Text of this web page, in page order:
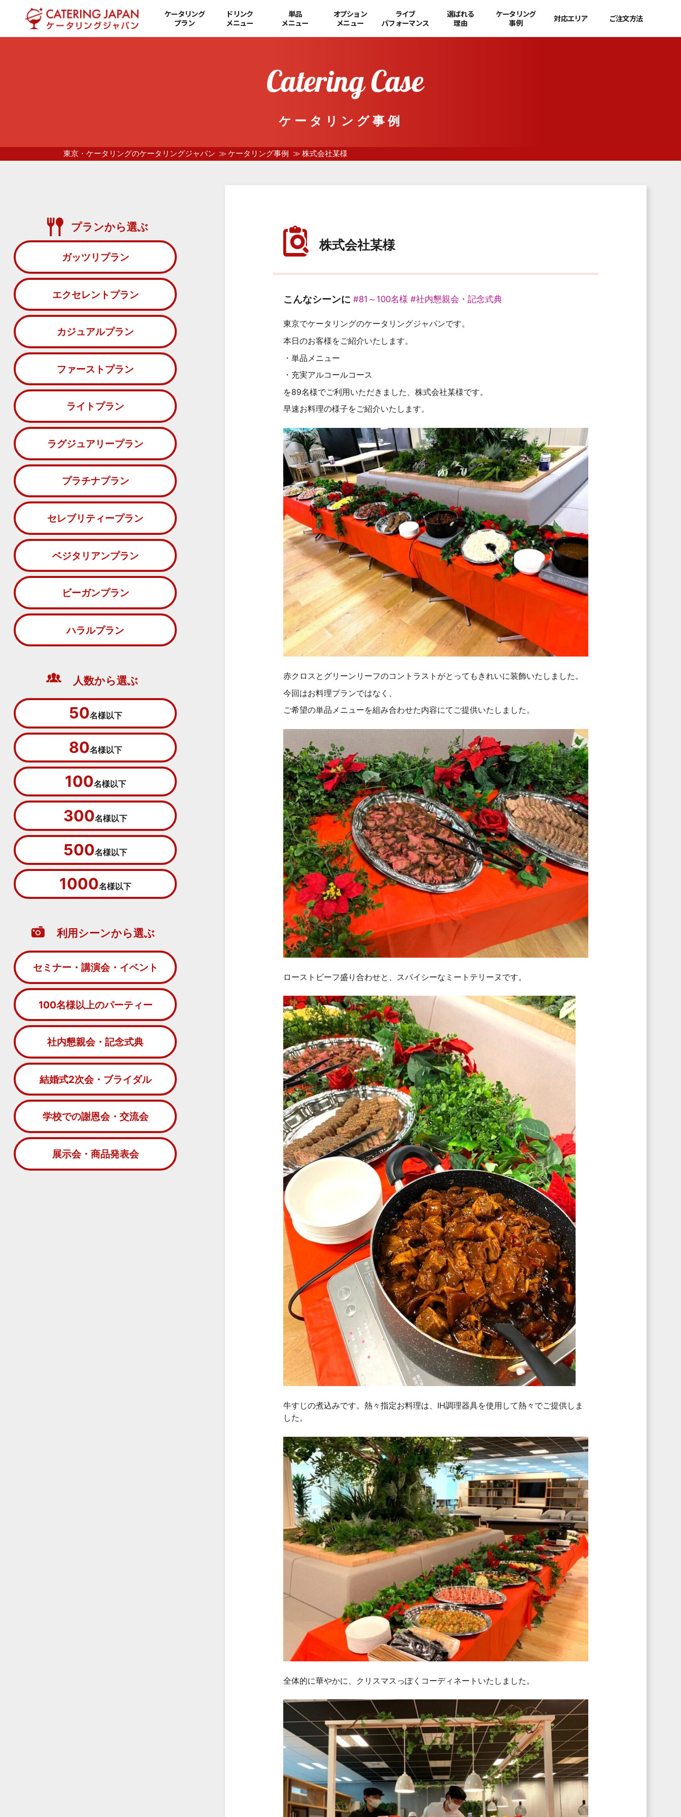
ケータリング
プラン
ドリンク
メニュー
単品
メニュー
オプション
メニュー
ライブ
パフォーマンス
選ばれる
理由
ケータリング
事例
対応エリア ご注文方法
ケータリング事例
東京・ケータリングのケータリングジャパン ケータリング事例 株式会社某様
株式会社某様
こんなシーンに #81～100名様 #社内懇親会・記念式典
東京でケータリングのケータリングジャパンです。
本日のお客様をご紹介いたします。
・単品メニュー
・充実アルコールコース
を89名様でご利用いただきました、株式会社某様です。
早速お料理の様子をご紹介いたします。
赤クロスとグリーンリーフのコントラストがとってもきれいに装飾いたしました。
今回はお料理プランではなく、
ご希望の単品メニューを組み合わせた内容にてご提供いたしました。
ローストビーフ盛り合わせと、スパイシーなミートテリーヌです。
牛すじの煮込みです。熱々指定お料理は、IH調理器具を使用して熱々でご提供しま
した。
全体的に華やかに、クリスマスっぽくコーディネートいたしました。
プランから選ぶ
ガッツリプラン
エクセレントプラン
カジュアルプラン
ファーストプラン
ライトプラン
ラグジュアリープラン
プラチナプラン
セレブリティープラン
ベジタリアンプラン
ビーガンプラン
ハラルプラン
人数から選ぶ
50名様以下
80名様以下
100名様以下
300名様以下
500名様以下
1000名様以下
利用シーンから選ぶ
セミナー・講演会・イベント
100名様以上のパーティー
社内懇親会・記念式典
結婚式2次会・ブライダル
学校での謝恩会・交流会
展示会・商品発表会